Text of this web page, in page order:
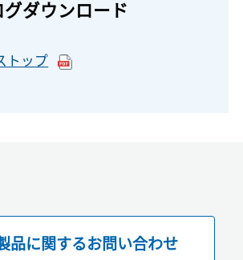
ダウンロード
トップ
品に関するお問い合わせ